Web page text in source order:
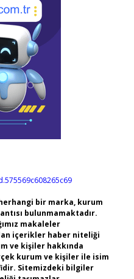
bir marka, kurum
bulunmamaktadır.
makaleler
içerikler haber niteliği
ve kişiler hakkında
kurum ve kişiler ile isim
Sitemizdeki bilgiler